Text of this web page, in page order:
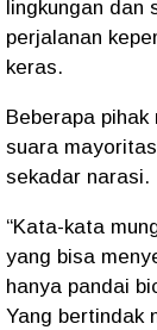
lingkungan dan
perjalanan
keras.
Beberapa
suara
sekadar narasi.
“Kata-kata
yang bisa
hanya pandai
Yang bertindak